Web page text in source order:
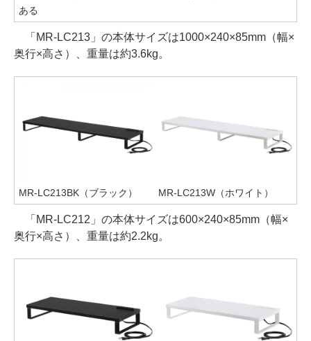
ある
「MR-LC213」の本体サイズは1000×240×85mm（幅×
奥行×高さ）、重量は約3.6kg。
MR-LC213BK（ブラック） MR-LC213W（ホワイト）
「MR-LC212」の本体サイズは600×240×85mm（幅×
奥行×高さ）、重量は約2.2kg。